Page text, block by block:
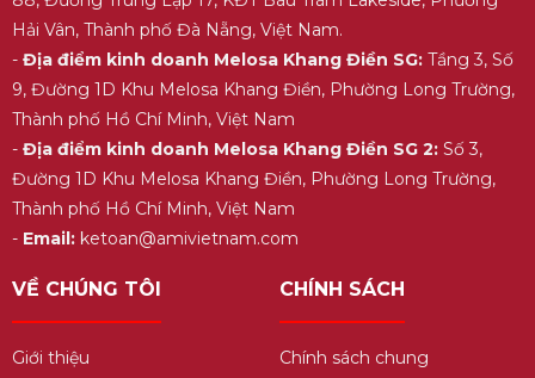
Hải Vân, Thành phố Đà Nẵng, Việt Nam.
- Địa điểm kinh doanh Melosa Khang Điền SG:Tầng 3, Số
9, Đường 1D Khu Melosa Khang Điền, Phường Long Trường,
Thành phố Hồ Chí Minh, Việt Nam
- Địa điểm kinh doanh Melosa Khang Điền SG 2:Số 3,
Đường 1D Khu Melosa Khang Điền, Phường Long Trường,
Thành phố Hồ Chí Minh, Việt Nam
- Email:ketoan@amivietnam.com
VỀ CHÚNG TÔI
Giới thiệu
CHÍNH SÁCH
Chính sách chung